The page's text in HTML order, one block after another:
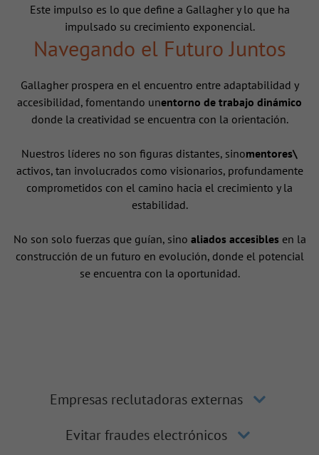
Este impulso es lo que define a Gallagher y lo que ha
impulsado su crecimiento exponencial.
Navegando el Futuro Juntos
Gallagher prospera en el encuentro entre adaptabilidad y
accesibilidad, fomentando unentorno de trabajo dinámico
donde la creatividad se encuentra con la orientación.
Nuestros líderes no son figuras distantes, sinomentores\
activos, tan involucrados como visionarios, profundamente
comprometidos con el camino hacia el crecimiento y la
estabilidad.
No son solo fuerzas que guían, sino aliados accesiblesen la
construcción de un futuro en evolución, donde el potencial
se encuentra con la oportunidad.
Empresas reclutadoras externas
Evitar fraudes electrónicos